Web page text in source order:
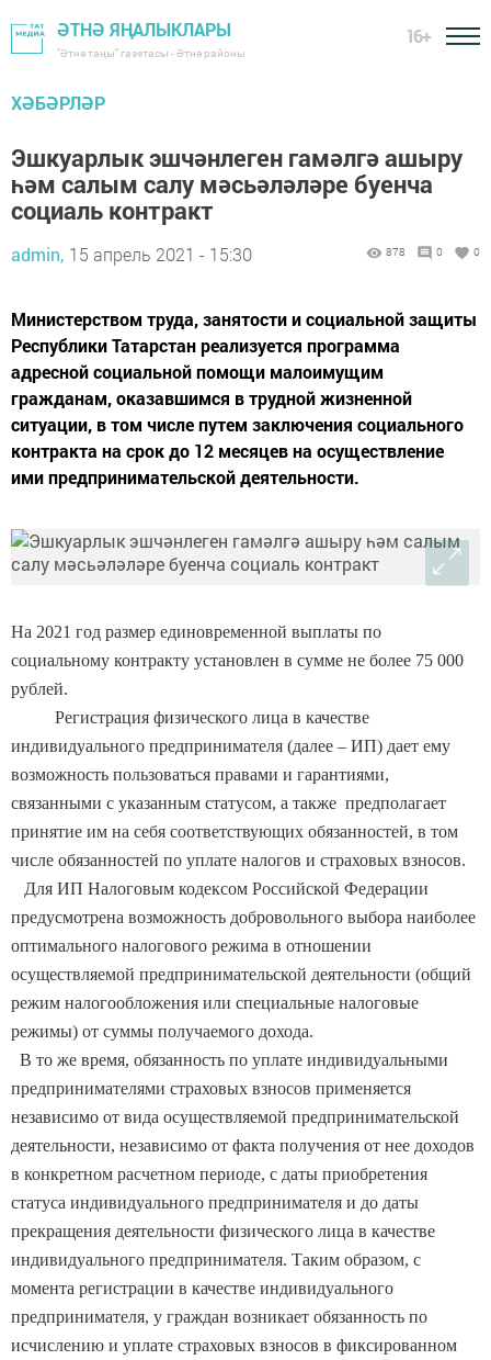
ӘТНӘ ЯҢАЛЫКЛАРЫ
"Әтнә таңы" газетасы - Әтнә районы
16+
ХӘБӘРЛӘР
Эшкуарлык эшчәнлеген гамәлгә ашыру
һәм салым салу мәсьәләләре буенча
социаль контракт
admin, 15 апрель 2021 - 15:30 878 0 0
Министерством труда, занятости и социальной защиты
Республики Татарстан реализуется программа
адресной социальной помощи малоимущим
гражданам, оказавшимся в трудной жизненной
ситуации, в том числе путем заключения социального
контракта на срок до 12 месяцев на осуществление
ими предпринимательской деятельности.
На 2021 год размер единовременной выплаты по
социальному контракту установлен в сумме не более 75 000
рублей.
Регистрация физического лица в качестве
индивидуального предпринимателя (далее – ИП) дает ему
возможность пользоваться правами и гарантиями,
связанными с указанным статусом, а также предполагает
принятие им на себя соответствующих обязанностей, в том
числе обязанностей по уплате налогов и страховых взносов.
Для ИП Налоговым кодексом Российской Федерации
предусмотрена возможность добровольного выбора наиболее
оптимального налогового режима в отношении
осуществляемой предпринимательской деятельности (общий
режим налогообложения или специальные налоговые
режимы) от суммы получаемого дохода.
В то же время, обязанность по уплате индивидуальными
предпринимателями страховых взносов применяется
независимо от вида осуществляемой предпринимательской
деятельности, независимо от факта получения от нее доходов
в конкретном расчетном периоде, с даты приобретения
статуса индивидуального предпринимателя и до даты
прекращения деятельности физического лица в качестве
индивидуального предпринимателя. Таким образом, с
момента регистрации в качестве индивидуального
предпринимателя, у граждан возникает обязанность по
исчислению и уплате страховых взносов в фиксированном